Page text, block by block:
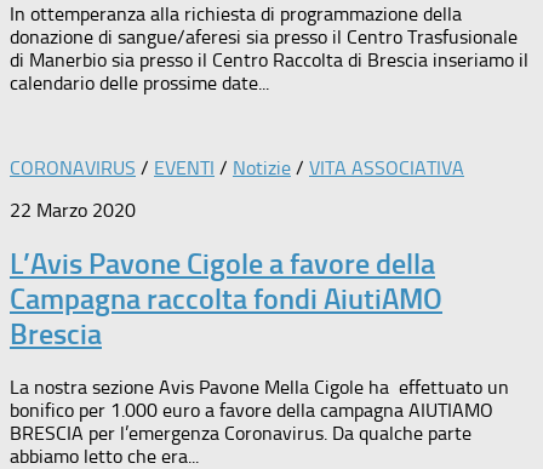
In ottemperanza alla richiesta di programmazione della
donazione di sangue/aferesi sia presso il Centro Trasfusionale
di Manerbio sia presso il Centro Raccolta di Brescia inseriamo il
calendario delle prossime date...
CORONAVIRUS / EVENTI / Notizie / VITA ASSOCIATIVA
22 Marzo 2020
L’Avis Pavone Cigole a favore della
Campagna raccolta fondi AiutiAMO
Brescia
La nostra sezione Avis Pavone Mella Cigole ha effettuato un
bonifico per 1.000 euro a favore della campagna AIUTIAMO
BRESCIA per l’emergenza Coronavirus. Da qualche parte
abbiamo letto che era...